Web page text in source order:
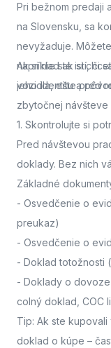
Pri bežnom predaji
na Slovensku, sa
nevyžaduje.
napríklad ak si
jeho identitu a
Ak si nie ste istí, či
vozidla,ešte pred
zbytočnej návšteve
1. Skontrolujte si
Pred návštevou
doklady. Bez nich
Základné
- Osvedčenie o
preukaz)
- Osvedčenie o
- Doklad totožnosti
- Doklady o
colný doklad, COC
Tip: Ak ste
doklad o kúpe –